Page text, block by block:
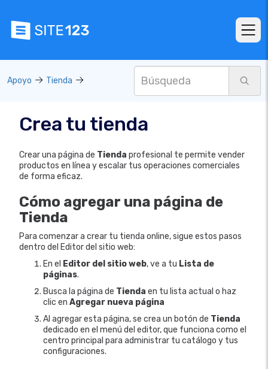
Apoyo Tienda
Crea tu tienda
Crear una página de Tienda profesional te permite vender
productos en línea y escalar tus operaciones comerciales
de forma eficaz.
Cómo agregar una página de
Tienda
Para comenzar a crear tu tienda online, sigue estos pasos
dentro del Editor del sitio web:
En el Editor del sitio web, ve a tu Lista de
páginas.
Busca la página de Tienda en tu lista actual o haz
clic en Agregar nueva página
Al agregar esta página, se crea un botón de Tienda
dedicado en el menú del editor, que funciona como el
centro principal para administrar tu catálogo y tus
configuraciones.